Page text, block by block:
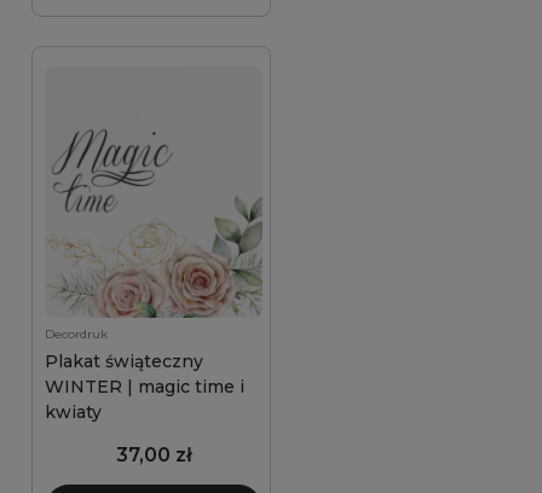
Decordruk
Plakat świąteczny
WINTER | magic time i
kwiaty
37,00 zł